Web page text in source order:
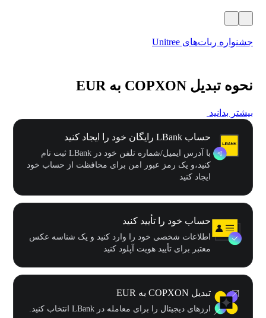
جشنواره ربات‌های Unitree
نحوه تبدیل COPXON به EUR
بیشتر بدانید
حساب LBank رایگان خود را ایجاد کنید
با آدرس ایمیل/شماره تلفن خود در LBank ثبت نام
کنید،و یک رمز عبور امن برای محافظت از حساب خود
ایجاد کنید
حساب خود را تأیید کنید
اطلاعات شخصی خود را وارد کنید و یک شناسه عکس
معتبر برای تأیید هویت آپلود کنید
تبدیل COPXON به EUR
ارزهای دیجیتال را برای معامله در LBank انتخاب کنید.